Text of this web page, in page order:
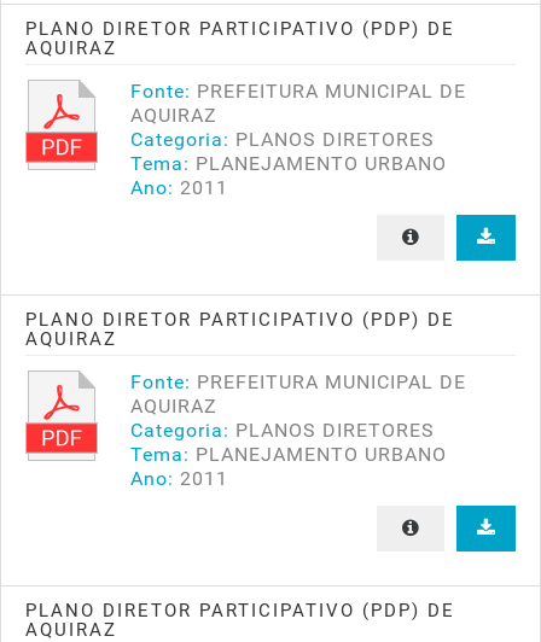
PLANO DIRETOR PARTICIPATIVO (PDP) DE
AQUIRAZ
Fonte: PREFEITURA MUNICIPAL DE
AQUIRAZ
Categoria: PLANOS DIRETORES
Tema: PLANEJAMENTO URBANO
Ano: 2011
PLANO DIRETOR PARTICIPATIVO (PDP) DE
AQUIRAZ
Fonte: PREFEITURA MUNICIPAL DE
AQUIRAZ
Categoria: PLANOS DIRETORES
Tema: PLANEJAMENTO URBANO
Ano: 2011
PLANO DIRETOR PARTICIPATIVO (PDP) DE
AQUIRAZ